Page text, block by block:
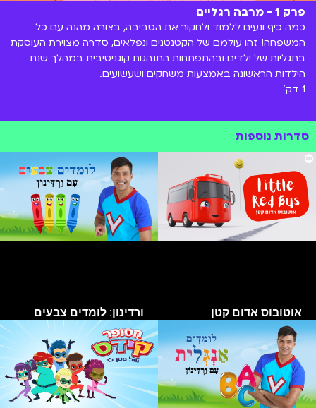
פרק 1 - מרבה רגליים
כמה כיף ונעים ללמוד ולחקור את הסביבה, בצורה מהנה עם כל
המשפחה! זהו עולמם של הקטנטנים ונפלאים, סדרה מצוירת העוסקת
בתגליות של ילדים ובהתפתחות התנהגות קוגניטיבית במהלך שנת
הילדות הראשונה באמצעות משחקים ושעשועים.
1 דק'
סדרות נוספות
אוטובוס אדום קטן ורדינון: לומדים צבעים